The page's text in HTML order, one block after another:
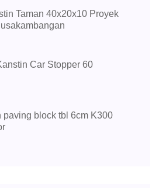
Taman 40x20x10 Proyek
Car Stopper 60
paving block tbl 6cm K300